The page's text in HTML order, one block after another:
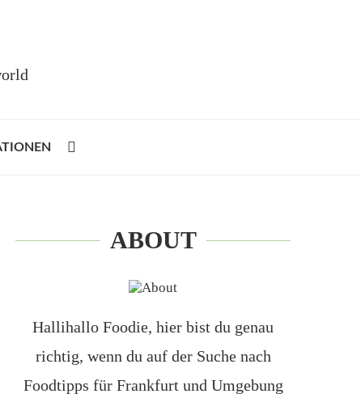
ABOUT
Hallihallo Foodie, hier bist du genau
richtig, wenn du auf der Suche nach
Foodtipps für Frankfurt und Umgebung